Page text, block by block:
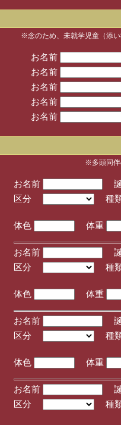
※念のため、未就学児童（添い
お名前
お名前
お名前
お名前
お名前
※多頭同伴
お名前 誕
区分
種類
(手入
体色
体重
お名前 誕
区分
種類
(手入
体色
体重
お名前 誕
区分
種類
(手入
体色
体重
お名前 誕
区分
種類
(手入